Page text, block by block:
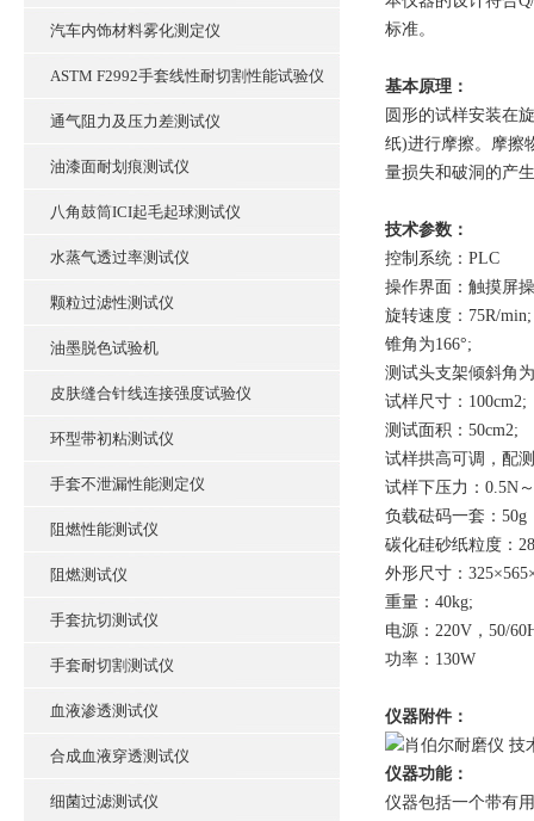
汽车内饰材料雾化测定仪
ASTM F2992手套线性耐切割性能试验仪
通气阻力及压力差测试仪
油漆面耐划痕测试仪
八角鼓筒ICI起毛起球测试仪
水蒸气透过率测试仪
颗粒过滤性测试仪
油墨脱色试验机
皮肤缝合针线连接强度试验仪
环型带初粘测试仪
手套不泄漏性能测定仪
阻燃性能测试仪
阻燃测试仪
手套抗切测试仪
手套耐切割测试仪
血液渗透测试仪
合成血液穿透测试仪
细菌过滤测试仪
标准。
基本原理：
圆形的试样安装在
纸)进行摩擦。摩擦
量损失和破洞的产
技术参数：
控制系统：PLC
操作界面：触摸屏
旋转速度：75R/min;
锥角为166°;
测试头支架倾斜角
试样尺寸：100cm2;
测试面积：50cm2;
试样拱高可调，配
试样下压力：0.5N
负载砝码一套：50g
碳化硅砂纸粒度：
外形尺寸：
重量：40kg;
电源：220V，50/
功率：130W
仪器附件：
仪器功能：
仪器包括一个带有